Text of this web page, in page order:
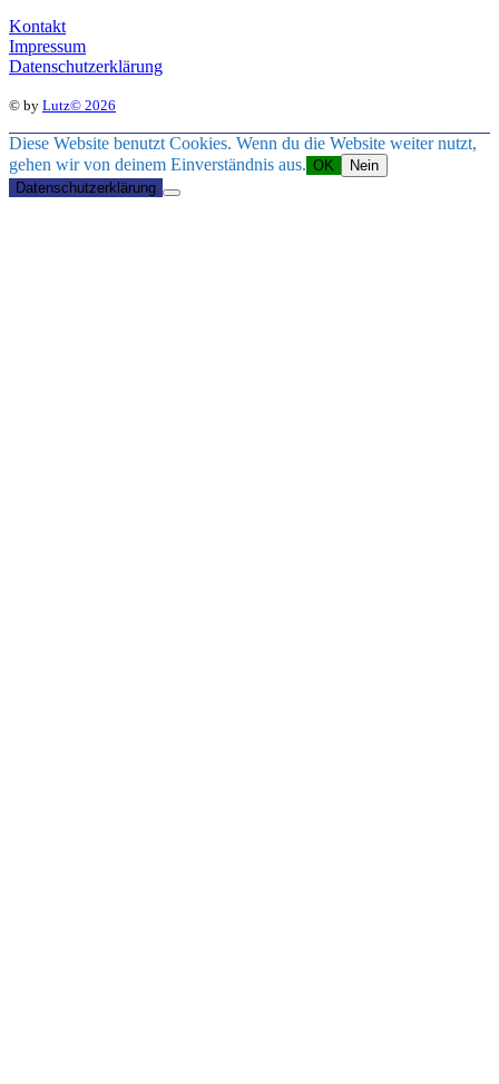
Kontakt
Impressum
Datenschutzerklärung
© by Lutz© 2026
Diese Website benutzt Cookies. Wenn du die Website weiter nutzt,
gehen wir von deinem Einverständnis aus. OK
Nein
Datenschutzerklärung